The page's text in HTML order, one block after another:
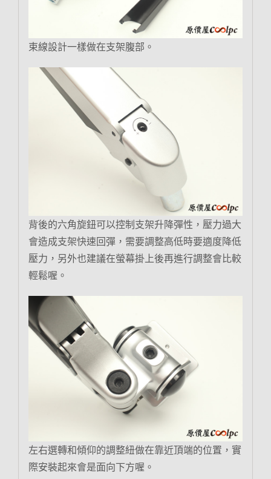
束線設計一樣做在支架腹部。
背後的六角旋鈕可以控制支架升降彈性，壓力過大
會造成支架快速回彈，需要調整高低時要適度降低
壓力，另外也建議在螢幕掛上後再進行調整會比較
輕鬆喔。
左右選轉和傾仰的調整紐做在靠近頂端的位置，實
際安裝起來會是面向下方喔。